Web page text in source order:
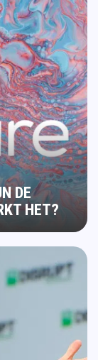
DE
HET?